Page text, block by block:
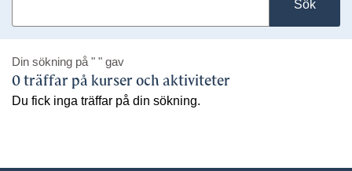
Sök
Din sökning på " " gav
0 träffar på kurser och aktiviteter
Du fick inga träffar på din sökning.